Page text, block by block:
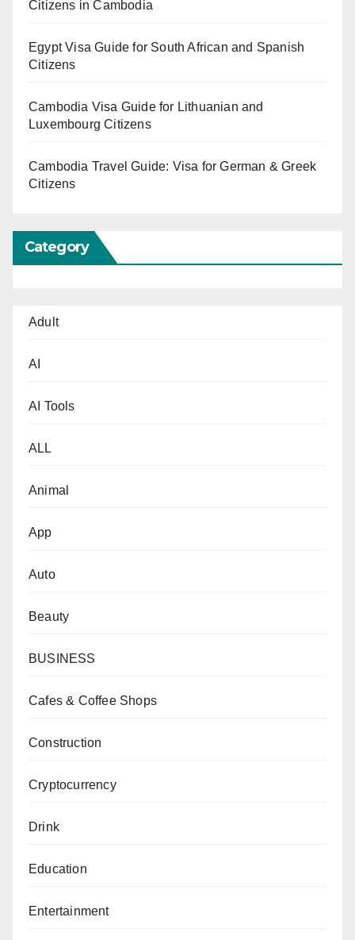
Citizens in Cambodia
Egypt Visa Guide for South African and Spanish
Citizens
Cambodia Visa Guide for Lithuanian and
Luxembourg Citizens
Cambodia Travel Guide: Visa for German & Greek
Citizens
Category
Adult
AI
AI Tools
ALL
Animal
App
Auto
Beauty
BUSINESS
Cafes & Coffee Shops
Construction
Cryptocurrency
Drink
Education
Entertainment